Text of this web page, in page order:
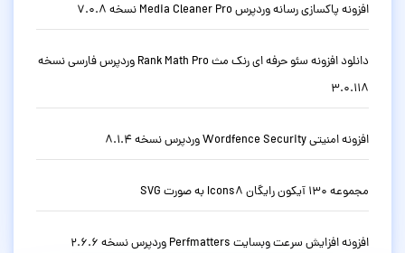
افزونه پاکسازی رسانه وردپرس Media Cleaner Pro نسخه 7.0.8
دانلود افزونه سئو حرفه ای رنک مث Rank Math Pro وردپرس فارسی نسخه
3.0.118
افزونه امنیتی Wordfence Security وردپرس نسخه 8.1.4
مجموعه 130 آیکون رایگان Icons8 به صورت SVG
افزونه افزایش سرعت وبسایت Perfmatters وردپرس نسخه 2.6.6